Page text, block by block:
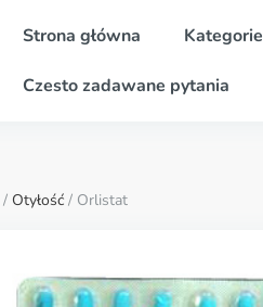
Strona główna Kategorie
Czesto zadawane pytania
/ Otyłość / Orlistat